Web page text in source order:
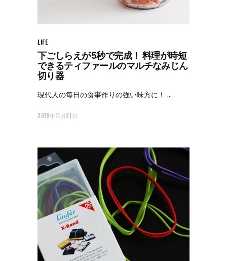
LIFE
下ごしらえが5秒で完成！ 料理が時短
できるティファールのマルチなみじん
切り器
現代人の毎日の食事作りの強い味方に！
2019年11月21日